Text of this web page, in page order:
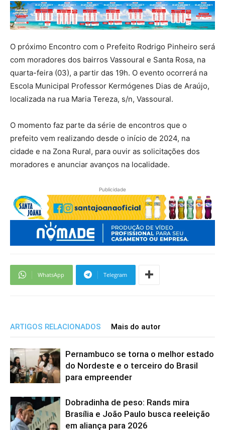
O próximo Encontro com o Prefeito Rodrigo Pinheiro será
com moradores dos bairros Vassoural e Santa Rosa, na
quarta-feira (03), a partir das 19h. O evento ocorrerá na
Escola Municipal Professor Kermógenes Dias de Araújo,
localizada na rua Maria Tereza, s/n, Vassoural.
O momento faz parte da série de encontros que o
prefeito vem realizando desde o início de 2024, na
cidade e na Zona Rural, para ouvir as solicitações dos
moradores e anunciar avanços na localidade.
Publicidade
WhatsApp Telegram
ARTIGOS RELACIONADOS Mais do autor
Pernambuco se torna o melhor estado
do Nordeste e o terceiro do Brasil
para empreender
Dobradinha de peso: Rands mira
Brasília e João Paulo busca reeleição
em aliança para 2026